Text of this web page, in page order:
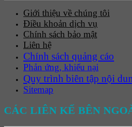
Giới thiệu về chúng tôi
Điều khoản dịch vụ
Chính sách bảo mật
Liên hệ
Chính sách quảng cáo
Phản ứng, khiếu nại
Quy trình biên tập nội
Sitemap
CÁC LIÊN KẾ BÊN